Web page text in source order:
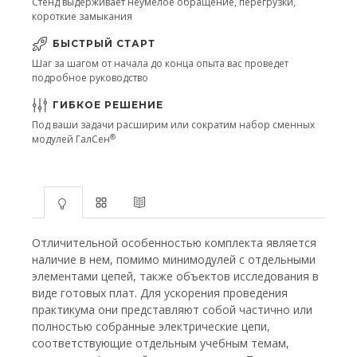
короткие замыкания
БЫСТРЫЙ СТАРТ
Шаг за шагом от начала до конца опыта вас проведет
подробное руководство
ГИБКОЕ РЕШЕНИЕ
Под ваши задачи расширим или сократим набор сменных
модулей ГалСен®
Отличительной особенностью комплекта является
наличие в нем, помимо минимодулей с отдельными
элементами цепей, также объектов исследования в
виде готовых плат. Для ускорения проведения
практикума они представляют собой частично или
полностью собранные электрические цепи,
соответствующие отдельным учебным темам,